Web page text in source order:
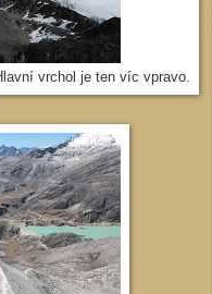
vrchol je ten víc vpravo.